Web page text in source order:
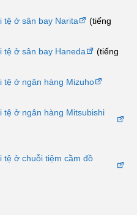
tệ ở sân bay Narita
(tiếng
tệ ở sân bay Haneda
(tiếng
tệ ở ngân hàng Mizuho
tệ ở ngân hàng Mitsubishi
tệ ở chuỗi tiệm cầm đồ